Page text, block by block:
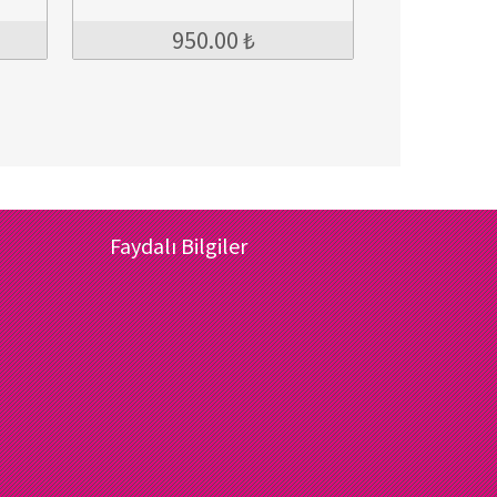
950.00 ₺
Faydalı Bilgiler